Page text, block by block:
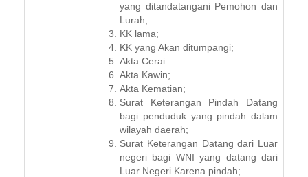
yang ditandatangani Pemohon dan
Lurah;
KK lama;
KK yang Akan ditumpangi;
Akta Cerai
Akta Kawin;
Akta Kematian;
Surat Keterangan Pindah Datang
bagi penduduk yang pindah dalam
wilayah daerah;
Surat Keterangan Datang dari Luar
negeri bagi WNI yang datang dari
Luar Negeri Karena pindah;